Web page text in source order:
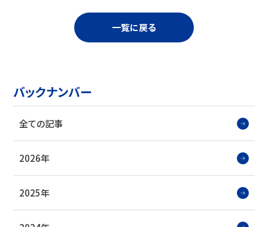
一覧に戻る
バックナンバー
全ての記事
2026年
2025年